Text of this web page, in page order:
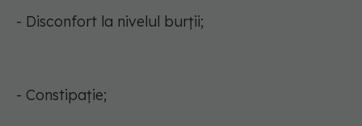
- Disconfort la nivelul burții;
- Constipație;